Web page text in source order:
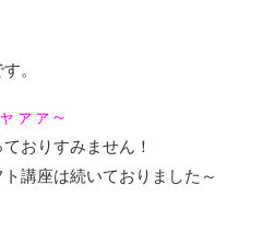
。
ァァ～
おりすみません！
講座は続いておりました～